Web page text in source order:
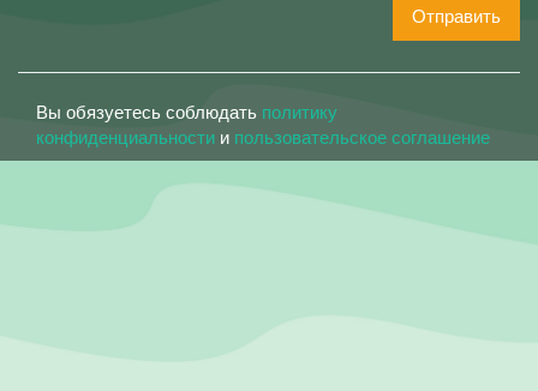
Отправить
Вы обязуетесь соблюдать политику
конфиденциальности и пользовательское соглашение